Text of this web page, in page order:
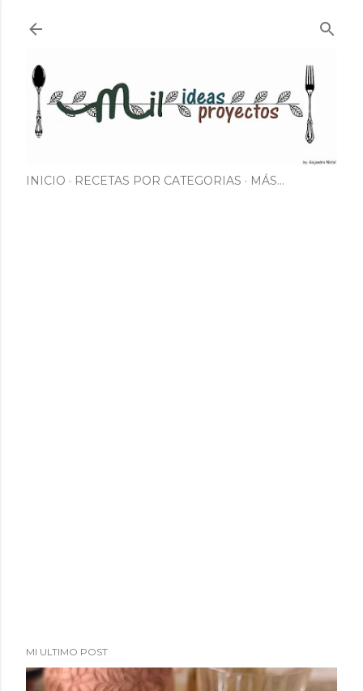
INICIO RECETAS POR CATEGORIAS MÁS…
MI ULTIMO POST